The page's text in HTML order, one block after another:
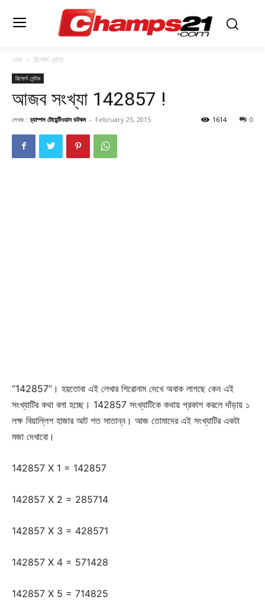
হোম রিসোর্স সেন্টার
রিসোর্স সেন্টার
আজব সংখ্যা 142857 !
লেখক : চ্যাম্পস টোয়েন্টিওয়ান ডটকম - February 25, 2015 0
1614
“142857”। হয়তোবা এই লেখার শিরোনাম দেখে অবাক লাগছে কেন এই
সংখ্যাটির কথা বলা হচ্ছে। 142857 সংখ্যাটিকে কথায় প্রকাশ করলে দাঁড়ায় ১
লক্ষ বিয়াল্লিশ হাজার আট শত সাতান্ন। আজ তোমাদের এই সংখ্যাটির একটা
মজা দেখাবো।
142857 X 1 = 142857
142857 X 2 = 285714
142857 X 3 = 428571
142857 X 4 = 571428
142857 X 5 = 714825